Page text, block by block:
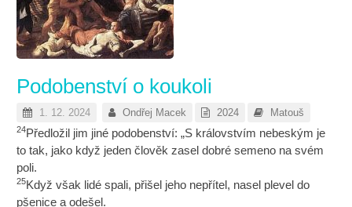
Podobenství o koukoli
1. 12. 2024 Ondřej Macek 2024 Matouš
24Předložil jim jiné podobenství: „S královstvím nebeským je
to tak, jako když jeden člověk zasel dobré semeno na svém
poli.
25Když však lidé spali, přišel jeho nepřítel, nasel plevel do
pšenice a odešel.